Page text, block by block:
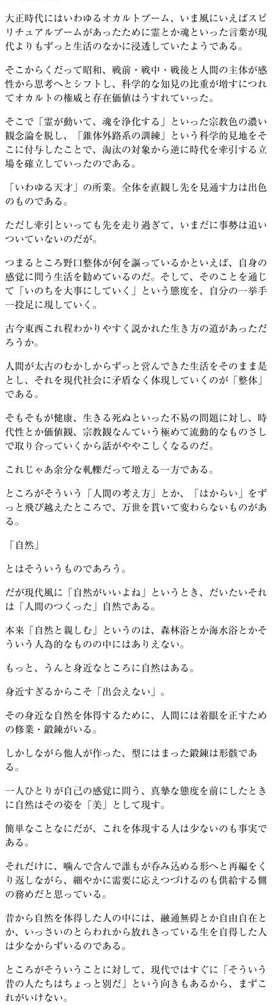
大正時代にはいわゆるオカルトブーム、いま風にいえばスピ
リチュアルブームがあったために霊とか魂といった言葉が現
代よりもずっと生活のなかに浸透していたようである。
そこからくだって昭和、戦前・戦中・戦後と人間の主体が感
性から思考へとシフトし、科学的な知見の比重が増すにつれ
てオカルトの権威と存在価値はうすれていった。
そこで「霊が動いて、魂を浄化する」といった宗教色の濃い
観念論を脱し、「錐体外路系の訓練」という科学的見地をそ
こに付与したことで、淘汰の対象から逆に時代を牽引する立
場を確立していったのである。
「いわゆる天才」の所業。全体を直観し先を見通す力は出色
のものである。
ただし牽引といっても先を走り過ぎて、いまだに事勢は追い
ついていないのだが。
つまるところ野口整体が何を謳っているかといえば、自身の
感覚に問う生活を勧めているのだ。そして、そのことを通じ
て「いのちを大事にしていく」という態度を、自分の一挙手
一投足に現していく。
古今東西これ程わかりやすく説かれた生き方の道があっただ
ろうか。
人間が太古のむかしからずっと営んできた生活をそのまま是
とし、それを現代社会に矛盾なく体現していくのが「整体」
である。
そもそもが健康、生きる死ぬといった不易の問題に対し、時
代性とか価値観、宗教観なんていう極めて流動的なものさし
で取り合っていくから話がややこしくなるのだ。
これじゃあ余分な軋轢だって増える一方である。
ところがそういう「人間の考え方」とか、「はからい」をず
っと飛び越えたところで、万世を貫いて変わらないものがあ
る。
「自然」
とはそういうものであろう。
だが現代風に「自然がいいよね」というとき、だいたいそれ
は「人間のつくった」自然である。
本来「自然と親しむ」というのは、森林浴とか海水浴とかそ
ういう人為的なものの中にはありえない。
もっと、うんと身近なところに自然はある。
身近すぎるからこそ「出会えない」。
その身近な自然を体得するために、人間には着眼を正すため
の修業・鍛錬がいる。
しかしながら他人が作った、型にはまった鍛錬は形骸であ
る。
一人ひとりが自己の感覚に問う、真摯な態度を前にしたとき
に自然はその姿を「美」として現す。
簡単なことなにだが、これを体現する人は少ないのも事実で
ある。
それだけに、噛んで含んで誰もが呑み込める形へと再編をく
り返しながら、細やかに需要に応えつづけるのも供給する側
の務めだと思っている。
昔から自然を体得した人の中には、融通無碍とか自由自在と
か、いっさいのとらわれから放れきっている生を自得した人
は少なからずいるのである。
ところがそういうことに対して、現代ではすぐに「そういう
昔の人たちはちょっと別だ」という向きもあるから、まずこ
れがいけない。